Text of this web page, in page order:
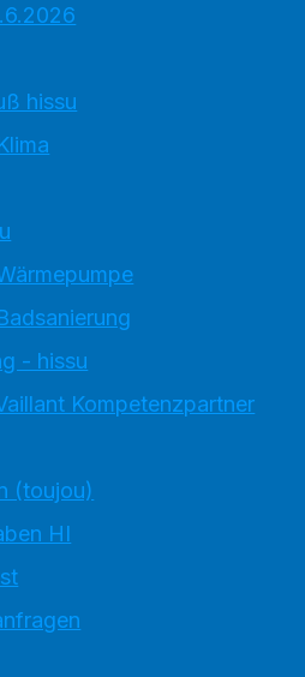
hissu
- hissu
Kompetenzpartner
(toujou)
HI